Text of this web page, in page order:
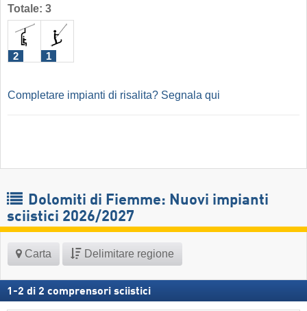
Totale: 3
2 1
Completare impianti di risalita? Segnala qui
Dolomiti di Fiemme: Nuovi impianti
sciistici 2026/2027
Carta Delimitare regione
1 -2 di 2 comprensori sciistici